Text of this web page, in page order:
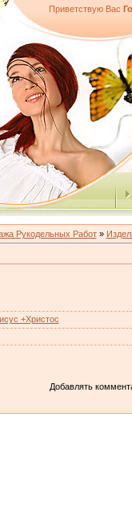
Приветствую Вас
Рукодельных Работ»
+Христос
Добавлять